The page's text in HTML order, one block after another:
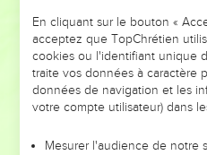
Moïse dit : Pourquoi
l’Éternel ? Cela ne réussira pas.
Ne montez pas ! car
vous. Ne vous faites pas battre
et vous allez tomber par
En cliquant sur le bouton «
acceptez que TopChrétien
cookies ou l'identifiant unique
traite vos données à caractère
données de navigation et les
votre compte utilisateur) dans
Mesurer l'audience de notre